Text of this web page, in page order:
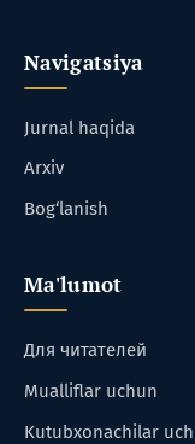
Navigatsiya
Jurnal haqida
Arxiv
Bog‘lanish
Ma'lumot
Для читателей
Mualliflar uchun
Kutubxonachilar